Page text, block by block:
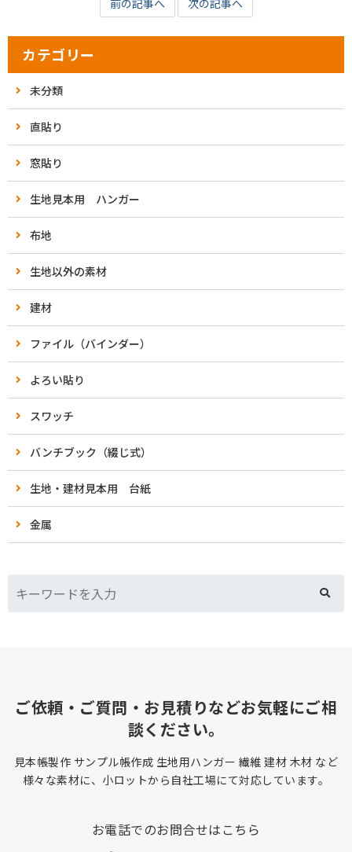
前の記事へ 次の記事へ
カテゴリー
未分類
直貼り
窓貼り
生地見本用 ハンガー
布地
生地以外の素材
建材
ファイル（バインダー）
よろい貼り
スワッチ
バンチブック（綴じ式）
生地・建材見本用 台紙
金属
ご依頼・ご質問・お見積りなどお気軽にご相
談ください。
見本帳製作 サンプル帳作成 生地用ハンガー 繊維 建材 木材 など
様々な素材に、小ロットから自社工場にて対応しています。
お電話でのお問合せはこちら